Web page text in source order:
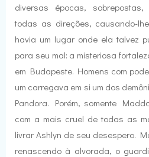
diversas épocas,
todas as direções, causando-
havia um lugar onde ela talvez
para seu mal: a misteriosa
em Budapeste. Homens com
um carregava em si um dos
Pandora. Porém, somente
com a mais cruel de todas as
livrar Ashlyn de seu desespero.
renascendo à alvorada, o